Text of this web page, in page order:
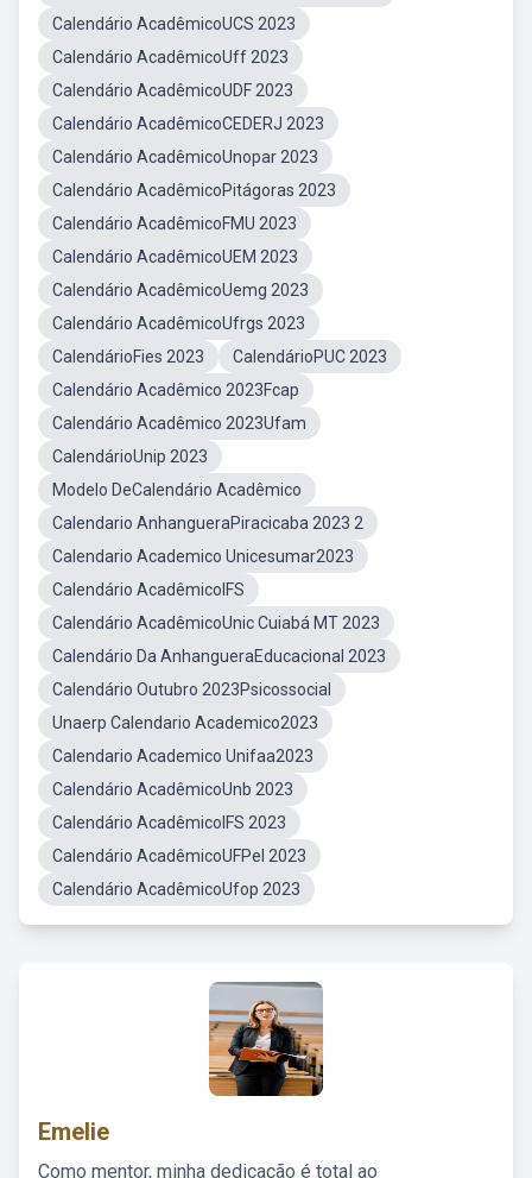
Calendário AcadêmicoUCS 2023
Calendário AcadêmicoUff 2023
Calendário AcadêmicoUDF 2023
Calendário AcadêmicoCEDERJ 2023
Calendário AcadêmicoUnopar 2023
Calendário AcadêmicoPitágoras 2023
Calendário AcadêmicoFMU 2023
Calendário AcadêmicoUEM 2023
Calendário AcadêmicoUemg 2023
Calendário AcadêmicoUfrgs 2023
CalendárioFies 2023
CalendárioPUC 2023
Calendário Acadêmico 2023Fcap
Calendário Acadêmico 2023Ufam
CalendárioUnip 2023
Modelo DeCalendário Acadêmico
Calendario AnhangueraPiracicaba 2023 2
Calendario Academico Unicesumar2023
Calendário AcadêmicoIFS
Calendário AcadêmicoUnic Cuiabá MT 2023
Calendário Da AnhangueraEducacional 2023
Calendário Outubro 2023Psicossocial
Unaerp Calendario Academico2023
Calendario Academico Unifaa2023
Calendário AcadêmicoUnb 2023
Calendário AcadêmicoIFS 2023
Calendário AcadêmicoUFPel 2023
Calendário AcadêmicoUfop 2023
Emelie
Como mentor, minha dedicação é total ao